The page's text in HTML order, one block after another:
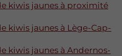
kiwis jaunes à proximité
kiwis jaunes à Lège-Cap-
kiwis jaunes à Andernos-